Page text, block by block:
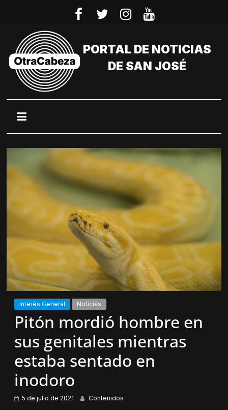
PORTAL DE NOTICIAS
DE SAN JOSÉ
Interés General Noticias
Pitón mordió hombre en
sus genitales mientras
estaba sentado en
inodoro
5 de julio de 2021 Contenidos